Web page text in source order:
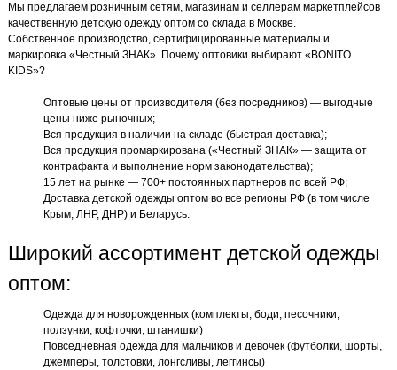
Мы предлагаем розничным сетям, магазинам и селлерам маркетплейсов
качественную детскую одежду оптом со склада в Москве.
Собственное производство, сертифицированные материалы и
маркировка «Честный ЗНАК». Почему оптовики выбирают «BONITO
KIDS»?
Оптовые цены от производителя (без посредников) — выгодные
цены ниже рыночных;
Вся продукция в наличии на складе (быстрая доставка);
Вся продукция промаркирована («Честный ЗНАК» — защита от
контрафакта и выполнение норм законодательства);
15 лет на рынке — 700+ постоянных партнеров по всей РФ;
Доставка детской одежды оптом во все регионы РФ (в том числе
Крым, ЛНР, ДНР) и Беларусь.
Широкий ассортимент детской одежды
оптом:
Одежда для новорожденных (комплекты, боди, песочники,
ползунки, кофточки, штанишки)
Повседневная одежда для мальчиков и девочек (футболки, шорты,
джемперы, толстовки, лонгсливы, леггинсы)